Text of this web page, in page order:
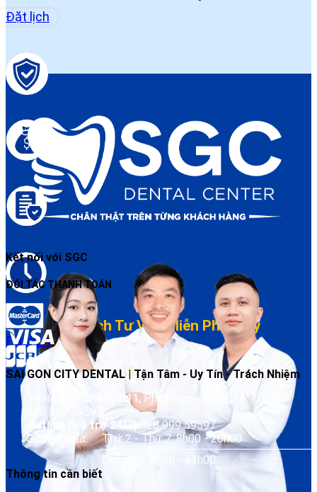
Đặt lịch
Bảo hành điều trị rõ ràng
Đặt lịch dễ – Đúng giờ – Chăm sóc sau điều trị
Đặt Lịch Tư Vấn Miễn Phí Ngay
Đặt lịch
Kết nối với SGC
ĐỐI TÁC THANH TOÁN
SAI GON CITY DENTAL | Tận Tâm - Uy Tín - Trách Nhiệm
34 Hồ Biểu Chánh, P.11, Phú Nhuận, TP. HCM
028 999 59597
Hotline (Hỗ trợ 24/7):
028 999 59597
Giờ làm việc:
Thứ 2 - Thứ 7: 8h00 - 20h00
Chủ nhật: 8h00 - 21h00
Thông tin cần biết